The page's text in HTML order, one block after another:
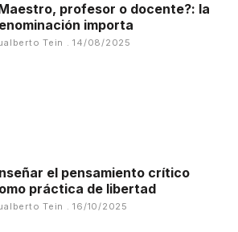
profesor o docente?: la
importa
Tein 14/08/2025
el pensamiento crítico
práctica de libertad
Tein 16/10/2025